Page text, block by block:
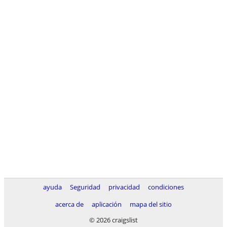
ayuda Seguridad privacidad
condiciones
acerca de
aplicación
mapa del sitio
© 2026 craigslist